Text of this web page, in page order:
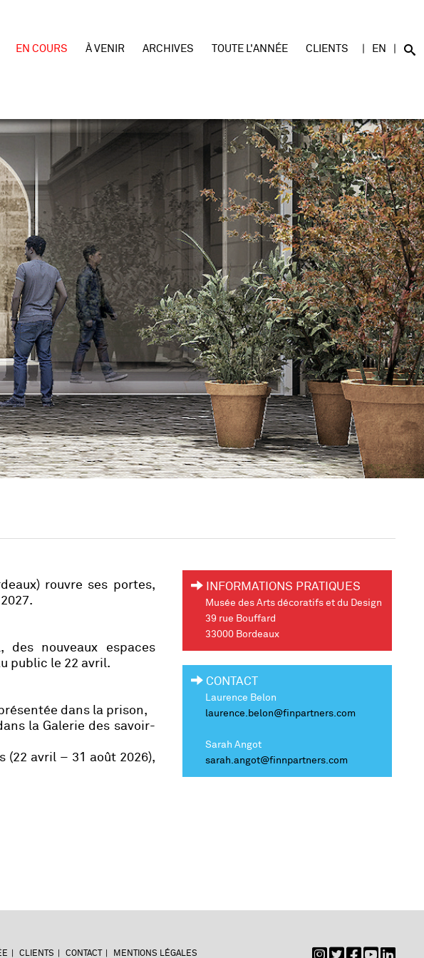
EN COURS À VENIR ARCHIVES TOUTE L'ANNÉE CLIENTS EN
rouvre ses portes,
des nouveaux espaces
public le 22 avril.
dans la prison,
la Galerie des savoir-
(22 avril – 31 août 2026),
INFORMATIONS PRATIQUES
Musée des Arts décoratifs et du Design
39 rue Bouffard
33000 Bordeaux
CONTACT
Laurence Belon
laurence.belon@finpartners.com
Sarah Angot
sarah.angot@finnpartners.com
CLIENTS CONTACT MENTIONS LÉGALES